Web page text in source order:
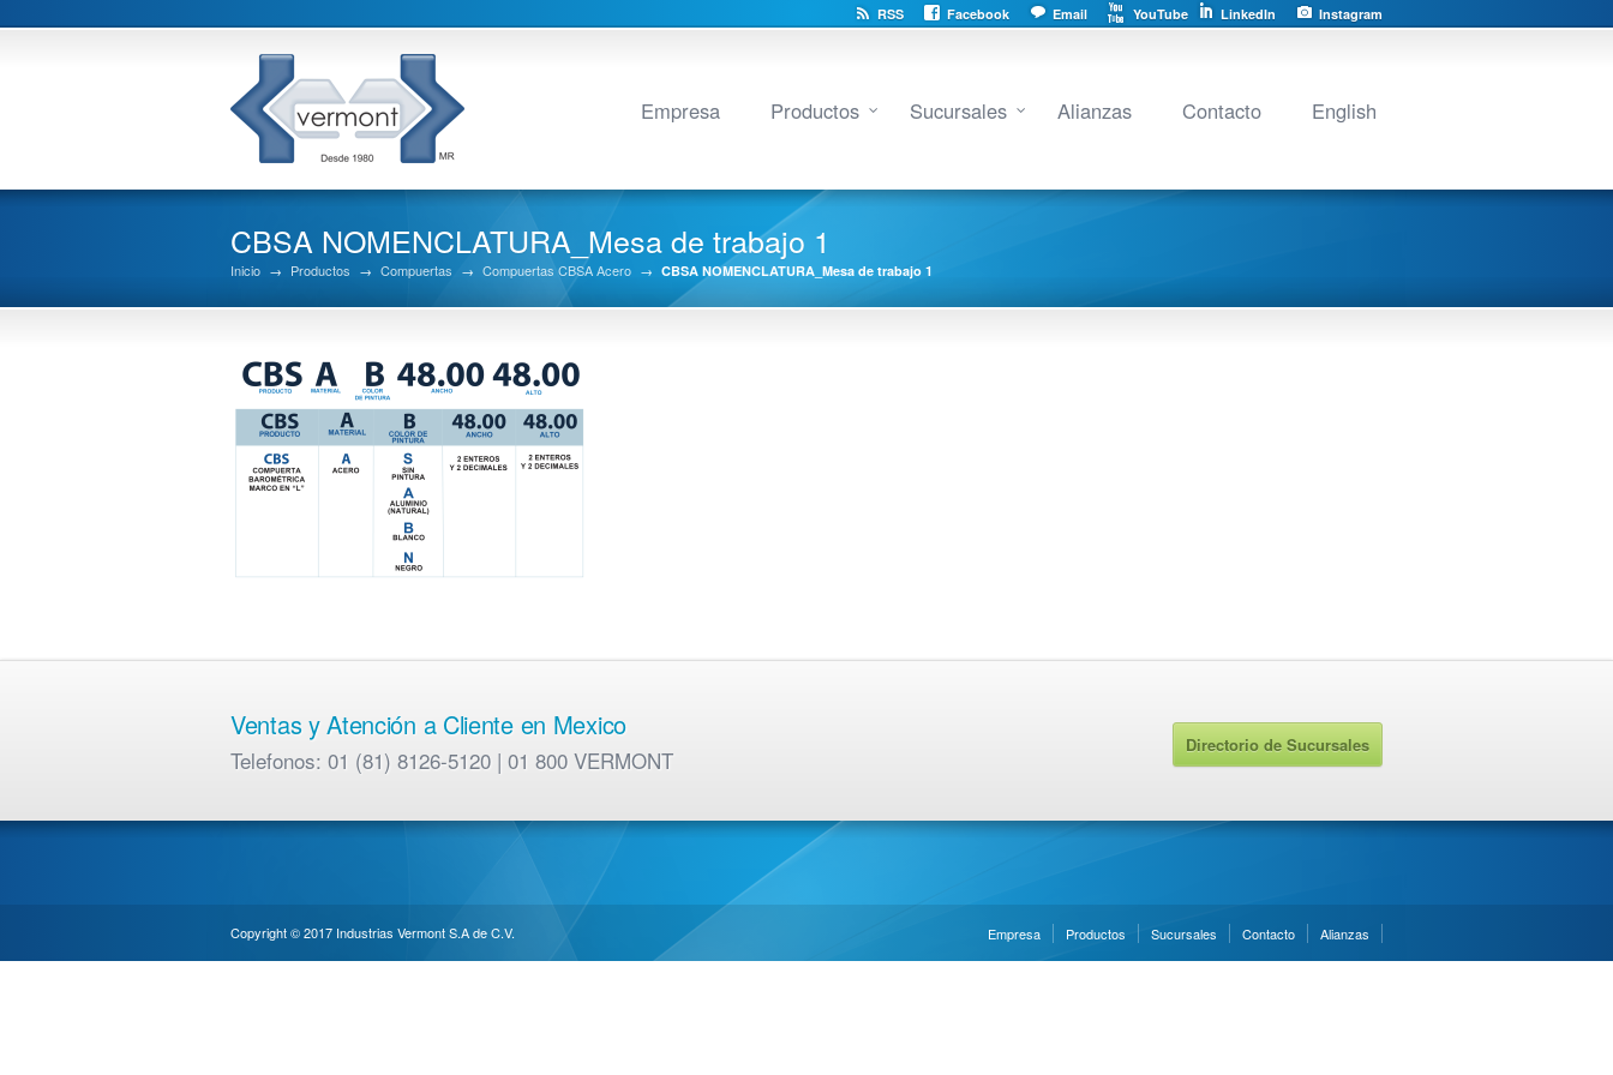
RSS Facebook Email YouTube LinkedIn Instagram
Empresa Productos Sucursales Alianzas Contacto English
CBSA NOMENCLATURA_Mesa de trabajo 1
Inicio → Productos → Compuertas → Compuertas CBSA Acero → CBSA NOMENCLATURA_Mesa de trabajo 1
Ventas y Atención a Cliente en Mexico
Telefonos: 01 (81) 8126-5120 | 01 800 VERMONT
Directorio de Sucursales
Copyright © 2017 Industrias Vermont S.A de C.V. Empresa Productos Sucursales Contacto Alianzas